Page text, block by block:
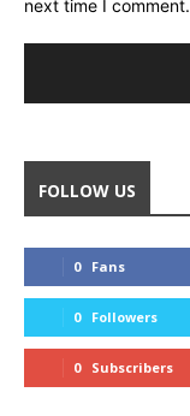
next time I comment.
FOLLOW US
0 Fans
0 Followers
0 Subscribers